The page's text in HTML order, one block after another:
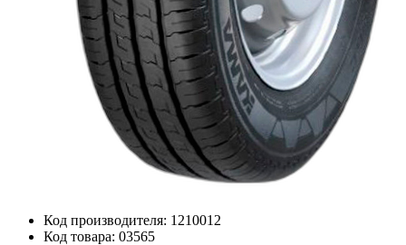
Код производителя: 1210012
Код товара: 03565